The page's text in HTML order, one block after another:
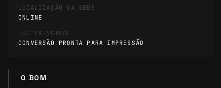
LOCALIZAÇÃO DA SEDE
ONLINE
USO PRINCIPAL
CONVERSÃO PRONTA PARA IMPRESSÃO
O BOM